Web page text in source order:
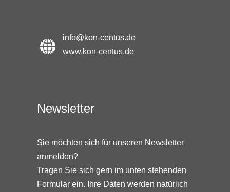
info@kon-centus.de
www.kon-centus.de
Newsletter
Sie möchten sich für unseren Newsletter
anmelden?
Tragen Sie sich gern im unten stehenden
Formular ein. Ihre Daten werden natürlich